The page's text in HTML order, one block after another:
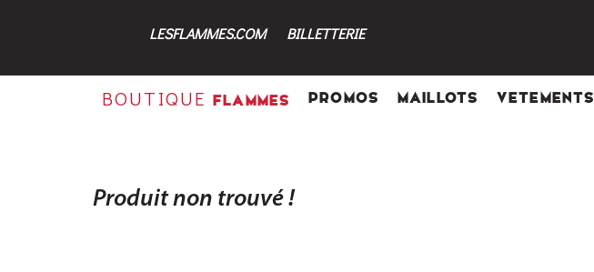
LESFLAMMES.COM BILLETTERIE
BOUTIQUE FLAMMES PROMOS MAILLOTS VETEMENTS
Produit non trouvé !